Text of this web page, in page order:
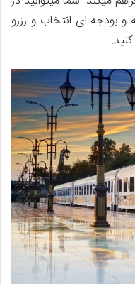
و بودجه ای انتخاب و رزرو